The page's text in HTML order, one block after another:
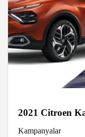
2021 Citroen
Kampanyalar